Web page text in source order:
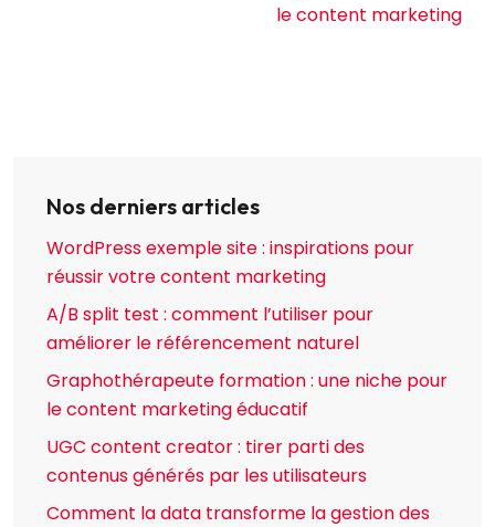
le content marketing
Nos derniers articles
WordPress exemple site : inspirations pour
réussir votre content marketing
A/B split test : comment l’utiliser pour
améliorer le référencement naturel
Graphothérapeute formation : une niche pour
le content marketing éducatif
UGC content creator : tirer parti des
contenus générés par les utilisateurs
Comment la data transforme la gestion des